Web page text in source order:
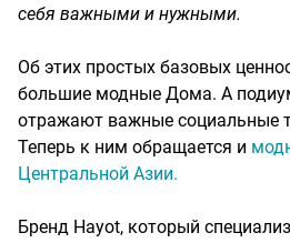
себя важными и нужными.
Об этих простых базовых
большие модные Дома. А
отражают важные социальные
Теперь к ним обращается и
Центральной Азии.
Бренд Hayot, который